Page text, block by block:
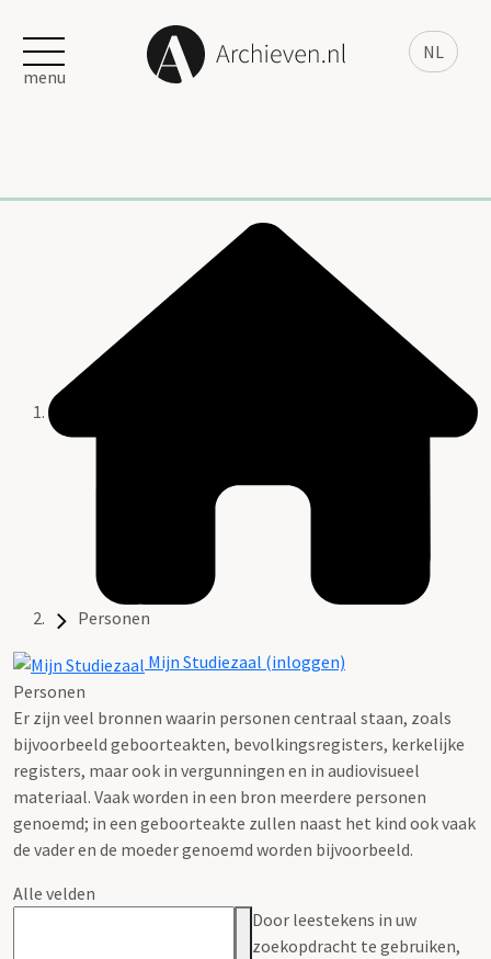
NL
menu
Personen
Mijn Studiezaal (inloggen)
Personen
Er zijn veel bronnen waarin personen centraal staan, zoals
bijvoorbeeld geboorteakten, bevolkingsregisters, kerkelijke
registers, maar ook in vergunningen en in audiovisueel
materiaal. Vaak worden in een bron meerdere personen
genoemd; in een geboorteakte zullen naast het kind ook vaak
de vader en de moeder genoemd worden bijvoorbeeld.
Alle velden
Door leestekens in uw
zoekopdracht te gebruiken,